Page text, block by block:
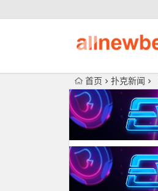
首页 扑克新闻